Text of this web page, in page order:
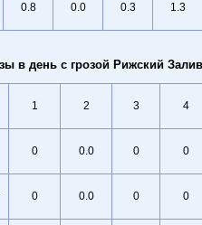
0.8 0.0 0.3 1.3
в день с грозой Рижский Залив
1 2 3 4
0 0.0 0 0
0 0.0 0 0